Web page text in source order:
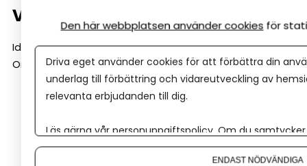
växer?
Idag kanske du bara behöver ett konto.
Om två år kanske du behöver:
Checkkredit
Leasing
Rådgivning kring investeringar
Den här webbplatsen använder cookies för
Driva eget använder cookies för att förbättra din
underlag till förbättring och vidareutveckling av
relevanta erbjudanden till dig.
Läs gärna vår personuppgiftspolicy. Om du
Om du vill ändra ditt val i efterhand hittar du den
ENDAST NÖDVÄNDIGA